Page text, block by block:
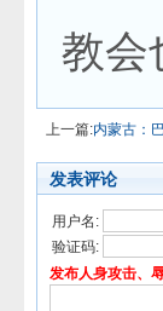
教会
上一篇:内蒙古：
发表评论
用户名:
验证码:
发布人身攻击、